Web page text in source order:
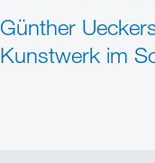
Günther
Kunstwerk im